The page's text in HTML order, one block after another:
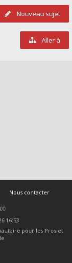
Nouveau sujet
Aller à
Nous contacter
16:53
pour les Pros et